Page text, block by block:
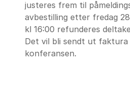
justeres frem til
avbestilling etter fredag
kl 16:00 refunderes
Det vil bli sendt ut
konferansen.